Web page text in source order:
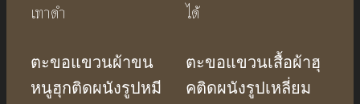
ตะขอแขวนผ้าขน
หนูฮุกติดผนังรูปหมี
ตะขอแขวนเสื้อผ้าฮุ
คติดผนังรูปเหลี่ยม